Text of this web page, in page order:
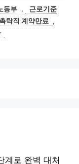
동부 ,
근로기준
촉탁직 계약만료
,
계로 완벽 대처